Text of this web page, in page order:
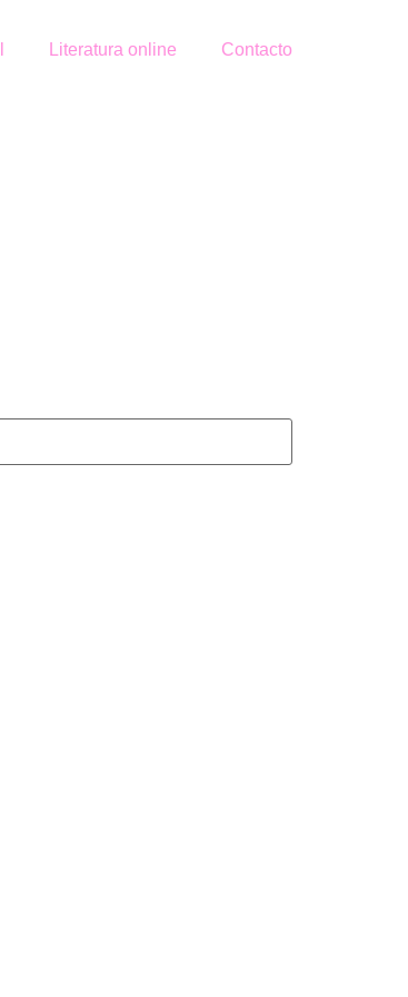
Literatura online Contacto